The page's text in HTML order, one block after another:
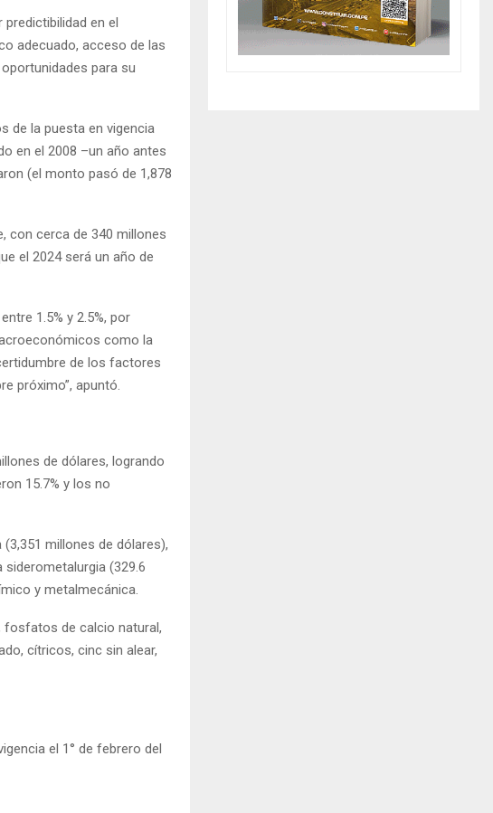
en el
adecuado, acceso de las
para su
de la puesta en vigencia
en el 2008 –un año antes
(el monto pasó de 1,878
con cerca de 340 millones
el 2024 será un año de
1.5% y 2.5%, por
como la
de los factores
próximo”, apuntó.
de dólares, logrando
15.7% y los no
millones de dólares),
(329.6
y metalmecánica.
fosfatos de calcio natural,
cítricos, cinc sin alear,
el 1° de febrero del